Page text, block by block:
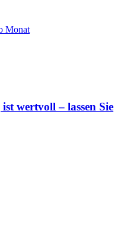
Monat
wertvoll – lassen Sie